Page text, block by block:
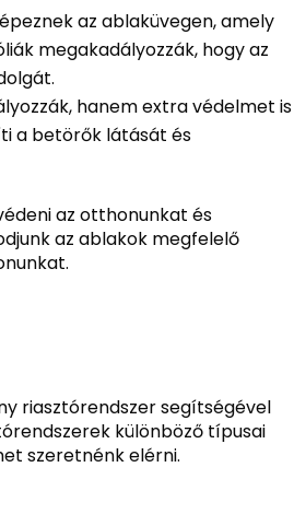
az ablaküvegen, amely
megakadályozzák, hogy az
hanem extra védelmet is
a betörők látását és
az otthonunkat és
az ablakok megfelelő
riasztórendszer segítségével
különböző típusai
szeretnénk elérni.